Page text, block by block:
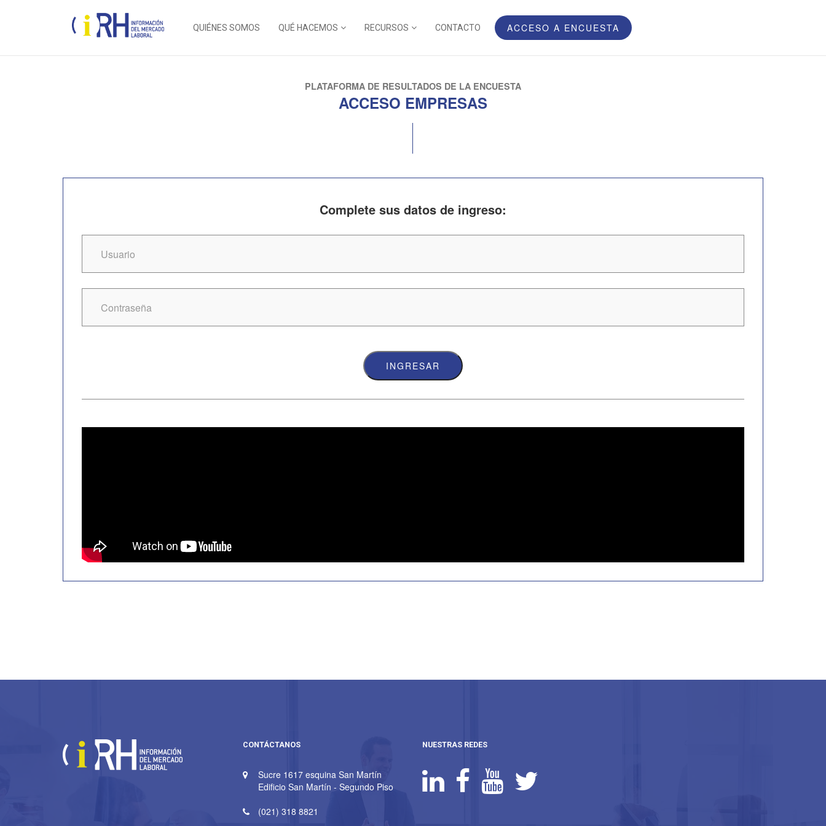
QUIÉNES SOMOS QUÉ HACEMOS RECURSOS CONTACTO ACCESO A ENCUESTA
PLATAFORMA DE RESULTADOS DE LA ENCUESTA
ACCESO EMPRESAS
Complete sus datos de ingreso:
INGRESAR
CONTÁCTANOS
Sucre 1617 esquina San Martín
Edificio San Martín - Segundo Piso
(021) 318 8821
NUESTRAS REDES